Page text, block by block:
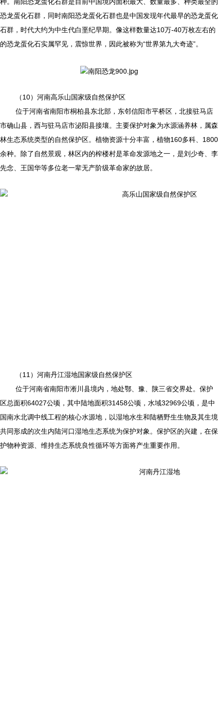
种。南阳恐龙蛋化石群是目前中国境内面积最大、数量最多、种类最全的
恐龙蛋化石群，同时南阳恐龙蛋化石群也是中国发现年代最早的恐龙蛋化
石群，时代大约为中生代白垩纪早期。像这样数量达10万-40万枚左右的
的恐龙蛋化石实属罕见，震惊世界，因此被称为“世界第九大奇迹”。
（10）河南高乐山国家级自然保护区
位于河南省南阳市桐柏县东北部，东邻信阳市平桥区，北接驻马店
市确山县，西与驻马店市泌阳县接壤。主要保护对象为水源涵养林，属森
林生态系统类型的自然保护区。植物资源十分丰富，植物160多科、1800
余种。除了自然景观，林区内的榨楼村是革命发源地之一，是刘少奇、李
先念、王国华等多位老一辈无产阶级革命家的故居。
（11）河南丹江湿地国家级自然保护区
位于河南省南阳市淅川县境内，地处鄂、豫、陕三省交界处。保护
区总面积64027公顷，其中陆地面积31458公顷，水域32969公顷，是中
国南水北调中线工程的核心水源地，以湿地水生和陆栖野生生物及其生境
共同形成的次生内陆河口湿地生态系统为保护对象。保护区的兴建，在保
护物种资源、维持生态系统良性循环等方面将产生重要作用。